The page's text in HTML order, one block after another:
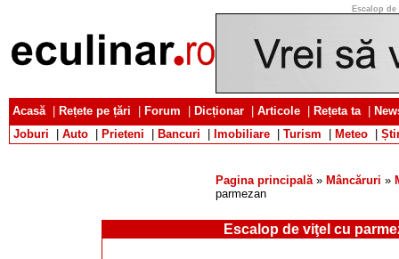
Escalop
Acasă| Rețete pe țări Forum Dicționar Articole Rețeta ta|
Joburi
Auto Prieteni Bancuri Imobiliare Turism Meteo
Pagina principală» Mâncăruri »
parmezan
Escalop de viţel cu